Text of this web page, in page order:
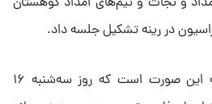
در رینه تشکیل جلسه داد.
وی افزود: گزارش برنامه به این صورت است که روز سه‌شنبه ۱۶